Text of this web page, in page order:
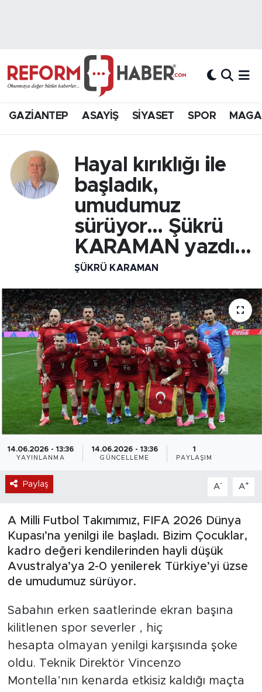
GAZİANTEP ASAYİŞ SİYASET SPOR
Hayal kırıklığı ile
başladık,
umudumuz
sürüyor… Şükrü
KARAMAN yazdı...
ŞÜKRÜ KARAMAN
14.06.2026 - 13:36
YAYINLANMA
14.06.2026 - 13:36
GÜNCELLEME
1
PAYLAŞIM
Paylaş A- A+
A Milli Futbol Takımımız, FIFA 2026 Dünya
Kupası’na yenilgi ile başladı. Bizim Çocuklar,
kadro değeri kendilerinden hayli düşük
Avustralya’ya 2-0 yenilerek Türkiye’yi üzse
de umudumuz sürüyor.
Sabahın erken saatlerinde ekran başına
kilitlenen spor severler , hiç
hesapta olmayan yenilgi karşısında şoke
oldu. Teknik Direktör Vincenzo
Montella’nın kenarda etkisiz kaldığı maçta
Hava Durumu
Süper Lig Puan Durumu ve Fikstür
Tüm Manşetler
Son Dakika Haberleri
Haber Arşivi